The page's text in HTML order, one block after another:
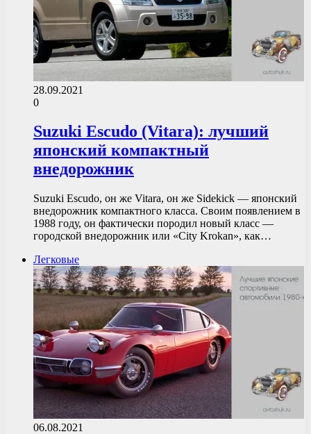
28.09.2021
0
Suzuki Escudo (Vitara): лучший
японский компактный
внедорожник
Suzuki Escudo, он же Vitara, он же Sidekick — японский
внедорожник компактного класса. Своим появлением в
1988 году, он фактически породил новый класс —
городской внедорожник или «City Krokan», как…
Легковые
06.08.2021